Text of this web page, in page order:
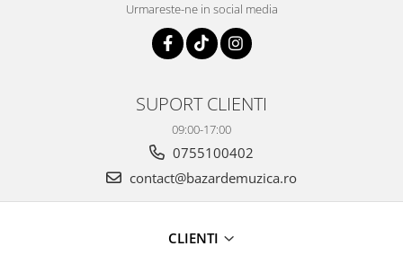
Urmareste-ne in social media
SUPORT CLIENTI
09:00-17:00
0755100402
contact@bazardemuzica.ro
CLIENTI